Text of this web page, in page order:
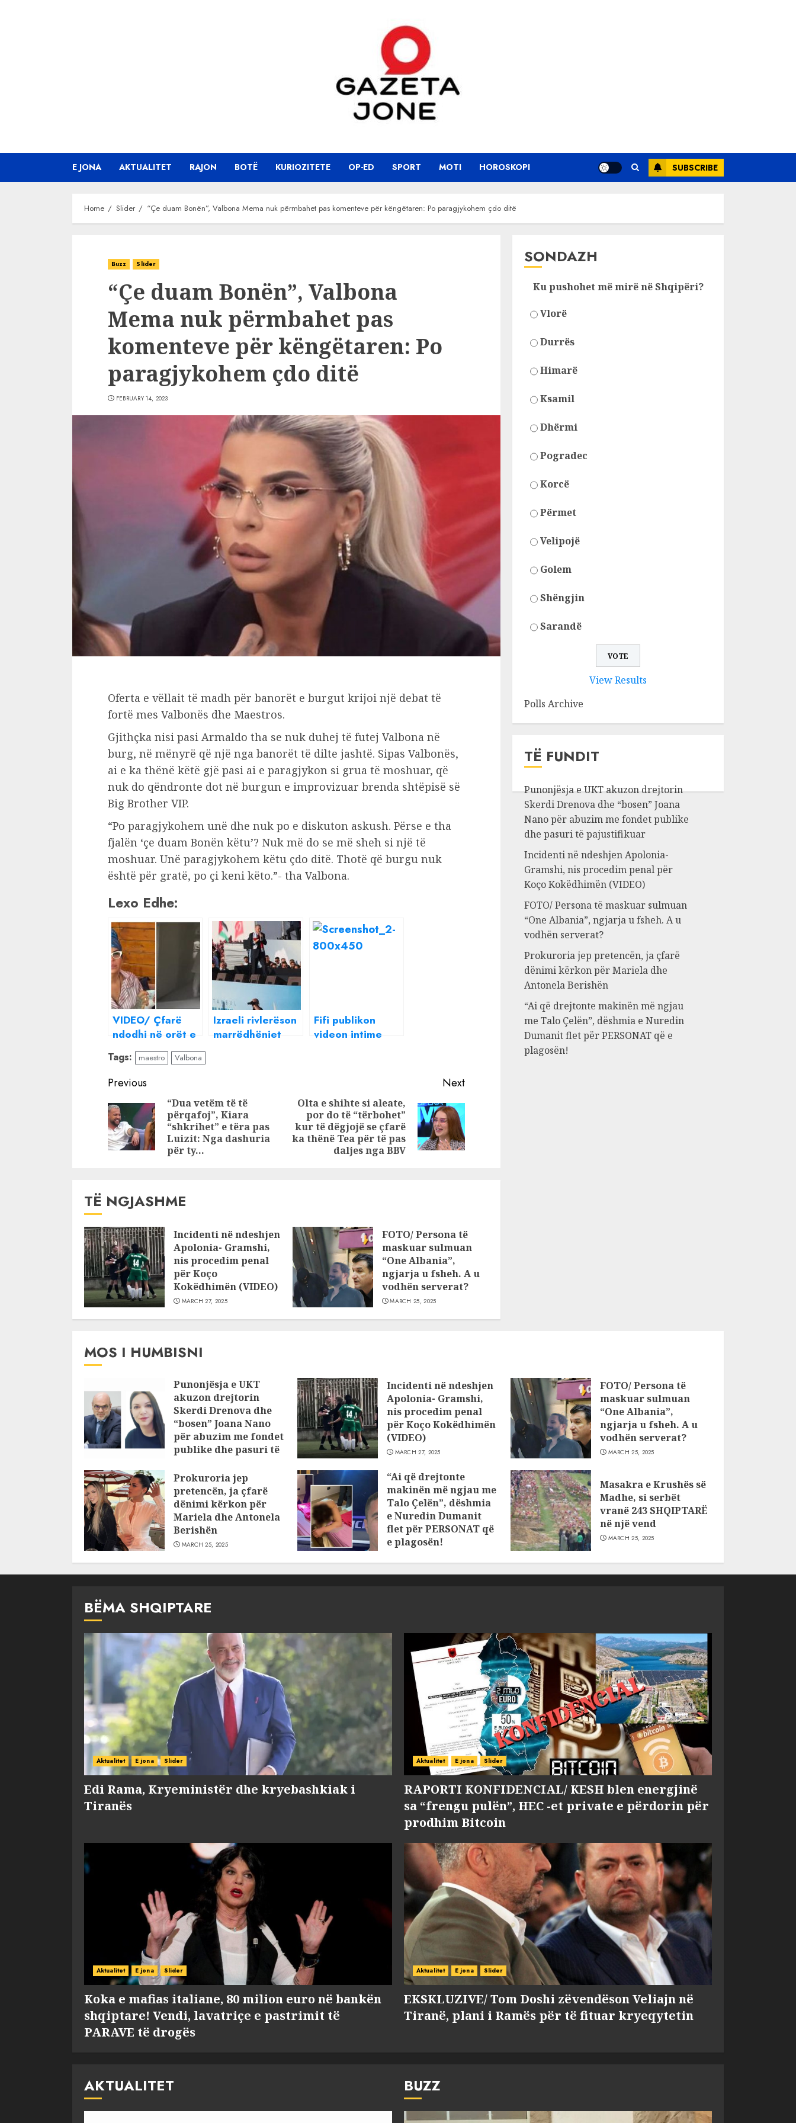
E JONA AKTUALITET RAJON BOTË KURIOZITETE OP-ED SPORT MOTI HOROSKOPI SUBSCRIBE
Home Slider “Çe duam Bonën”, Valbona Mema nuk përmbahet pas komenteve për këngëtaren: Po paragjykohem çdo ditë
Buzz Slider
“Çe duam Bonën”, Valbona
Mema nuk përmbahet pas
komenteve për këngëtaren: Po
paragjykohem çdo ditë
FEBRUARY 14, 2023
Oferta e vëllait të madh për banorët e burgut krijoi një debat të
fortë mes Valbonës dhe Maestros.
Gjithçka nisi pasi Armaldo tha se nuk duhej të futej Valbona në
burg, në mënyrë që një nga banorët të dilte jashtë. Sipas Valbonës,
ai e ka thënë këtë gjë pasi ai e paragjykon si grua të moshuar, që
nuk do qëndronte dot në burgun e improvizuar brenda shtëpisë së
Big Brother VIP.
“Po paragjykohem unë dhe nuk po e diskuton askush. Përse e tha
fjalën ‘çe duam Bonën këtu’? Nuk më do se më sheh si një të
moshuar. Unë paragjykohem këtu çdo ditë. Thotë që burgu nuk
është për gratë, po çi keni këto.”- tha Valbona.
Lexo Edhe:
VIDEO/ Çfarë
ndodhi në orët e
para të
mëngjesit?
Valbona Mema
bën gati valixhet
për t’u larguar
Izraeli rivlerëson
marrëdhëniet
Fifi publikon
videon intime
Tags: maestro Valbona
Continue
Reading
Previous
Previous
post:
“Dua vetëm të të
përqafoj”, Kiara
“shkrihet” e tëra pas
Luizit: Nga dashuria
për ty…
Next
Next
post:
Olta e shihte si aleate,
por do të “tërbohet”
kur të dëgjojë se çfarë
ka thënë Tea për të pas
daljes nga BBV
TË NGJASHME
Incidenti në ndeshjen
Apolonia- Gramshi,
nis procedim penal
për Koço
Kokëdhimën (VIDEO)
MARCH 27, 2025
FOTO/ Persona të
maskuar sulmuan
“One Albania”,
ngjarja u fsheh. A u
vodhën serverat?
MARCH 25, 2025
SONDAZH
Ku pushohet më mirë në Shqipëri?
Vlorë
Durrës
Himarë
Ksamil
Dhërmi
Pogradec
Korcë
Përmet
Velipojë
Golem
Shëngjin
Sarandë
View Results
Polls Archive
TË FUNDIT
Punonjësja e UKT akuzon drejtorin
Skerdi Drenova dhe “bosen” Joana
Nano për abuzim me fondet publike
dhe pasuri të pajustifikuar
Incidenti në ndeshjen Apolonia-
Gramshi, nis procedim penal për
Koço Kokëdhimën (VIDEO)
FOTO/ Persona të maskuar sulmuan
“One Albania”, ngjarja u fsheh. A u
vodhën serverat?
Prokuroria jep pretencën, ja çfarë
dënimi kërkon për Mariela dhe
Antonela Berishën
“Ai që drejtonte makinën më ngjau
me Talo Çelën”, dëshmia e Nuredin
Dumanit flet për PERSONAT që e
plagosën!
MOS I HUMBISNI
Punonjësja e UKT
akuzon drejtorin
Skerdi Drenova dhe
“bosen” Joana Nano
për abuzim me fondet
publike dhe pasuri të
JULY 24, 2025
Incidenti në ndeshjen
Apolonia- Gramshi,
nis procedim penal
për Koço Kokëdhimën
(VIDEO)
MARCH 27, 2025
FOTO/ Persona të
maskuar sulmuan
“One Albania”,
ngjarja u fsheh. A u
vodhën serverat?
MARCH 25, 2025
Prokuroria jep
pretencën, ja çfarë
dënimi kërkon për
Mariela dhe Antonela
Berishën
MARCH 25, 2025
“Ai që drejtonte
makinën më ngjau me
Talo Çelën”, dëshmia
e Nuredin Dumanit
flet për PERSONAT që
e plagosën!
Masakra e Krushës së
Madhe, si serbët
vranë 243 SHQIPTARË
në një vend
MARCH 25, 2025
BËMA SHQIPTARE
Aktualitet E jona Slider
Edi Rama, Kryeministër dhe kryebashkiak i
Tiranës
Aktualitet E jona Slider
RAPORTI KONFIDENCIAL/ KESH blen energjinë
sa “frengu pulën”, HEC -et private e përdorin për
prodhim Bitcoin
Aktualitet E jona Slider
Koka e mafias italiane, 80 milion euro në bankën
shqiptare! Vendi, lavatriçe e pastrimit të
PARAVE të drogës
Aktualitet E jona Slider
EKSKLUZIVE/ Tom Doshi zëvendëson Veliajn në
Tiranë, plani i Ramës për të fituar kryeqytetin
AKTUALITET BUZZ